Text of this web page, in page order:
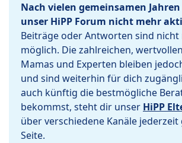
Nach vielen gemeinsamen
unser HiPP Forum nicht mehr
Beiträge oder Antworten sind nicht
möglich. Die zahlreichen,
Mamas und Experten bleiben
und sind weiterhin für dich
auch künftig die bestmögliche
bekommst, steht dir unser HiPP
über verschiedene Kanäle
Seite.